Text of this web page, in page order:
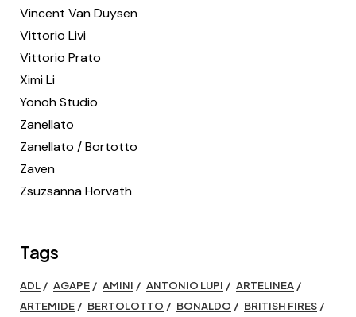
Vincent Van Duysen
Vittorio Livi
Vittorio Prato
Ximi Li
Yonoh Studio
Zanellato
Zanellato / Bortotto
Zaven
Zsuzsanna Horvath
Tags
ADL AGAPE AMINI ANTONIO LUPI
ARTELINEA
ARTEMIDE
BERTOLOTTO BONALDO
BRITISH FIRES